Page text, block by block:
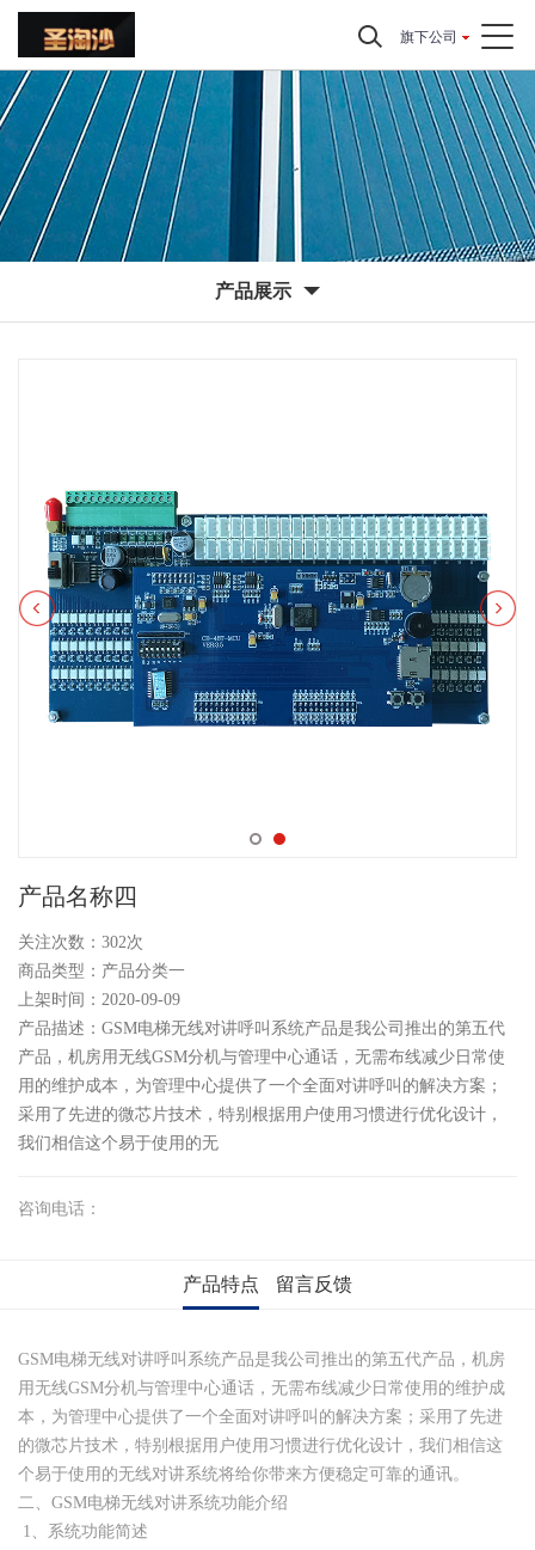
旗下公司
产品展示
产品名称四
关注次数： 302次
商品类型：产品分类一
上架时间：2020-09-09
产品描述：GSM电梯无线对讲呼叫系统产品是我公司推出的第五代
产品，机房用无线GSM分机与管理中心通话，无需布线减少日常使
用的维护成本，为管理中心提供了一个全面对讲呼叫的解决方案；
采用了先进的微芯片技术，特别根据用户使用习惯进行优化设计，
我们相信这个易于使用的无
咨询电话：
产品特点 留言反馈
GSM电梯无线对讲呼叫系统产品是我公司推出的第五代产品，机房
用无线GSM分机与管理中心通话，无需布线减少日常使用的维护成
本，为管理中心提供了一个全面对讲呼叫的解决方案；采用了先进
的微芯片技术，特别根据用户使用习惯进行优化设计，我们相信这
个易于使用的无线对讲系统将给你带来方便稳定可靠的通讯。
二、GSM电梯无线对讲系统功能介绍
1、系统功能简述